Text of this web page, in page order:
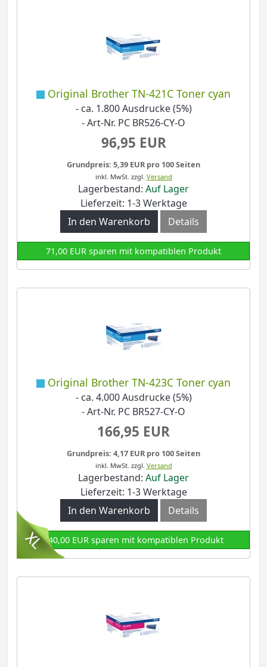
Original Brother TN-421C Toner cyan
- ca. 1.800 Ausdrucke (5%)
- Art-Nr. PC BR526-CY-O
96,95 EUR
Grundpreis: 5,39 EUR pro 100 Seiten
inkl. MwSt. zzgl. Versand
Lagerbestand: Auf Lager
Lieferzeit: 1-3 Werktage
In den Warenkorb
Details
71,00 EUR sparen mit kompatiblen Produkt
Original Brother TN-423C Toner cyan
- ca. 4.000 Ausdrucke (5%)
- Art-Nr. PC BR527-CY-O
166,95 EUR
Grundpreis: 4,17 EUR pro 100 Seiten
inkl. MwSt. zzgl. Versand
Lagerbestand: Auf Lager
Lieferzeit: 1-3 Werktage
In den Warenkorb
Details
140,00 EUR sparen mit kompatiblen Produkt